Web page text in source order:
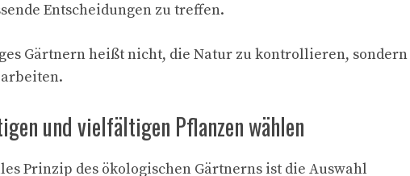
Entscheidungen zu treffen.
Gärtnern heißt nicht, die Natur zu kontrollieren, sondern
und vielfältigen Pflanzen wählen
Prinzip des ökologischen Gärtnerns ist die Auswahl